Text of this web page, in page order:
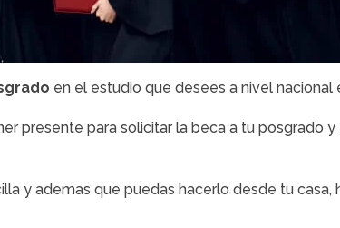
en el estudio que desees a nivel
presente para solicitar la beca a tu posgrado y
y ademas que puedas hacerlo desde tu